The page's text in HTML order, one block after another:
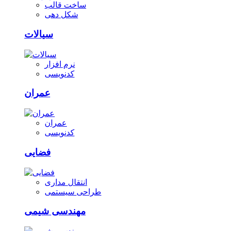
ساخت قالب
شکل دهی
سیالات
نرم افزار
کدنویسی
عمران
عمران
کدنویسی
فضایی
انتقال مداری
طراحی سیستمی
مهندسی شیمی